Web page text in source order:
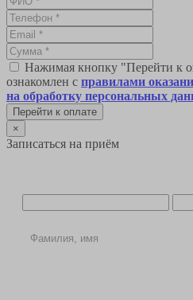
Нажимая кнопку "Перейти к
ознакомлен с правилами
на обработку персональных
Перейти к оплате
×
Записаться на приём